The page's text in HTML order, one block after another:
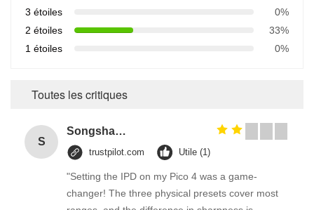
3 étoiles
0%
2 étoiles
33%
1 étoiles
0%
Toutes les critiques
S
Songshang
trustpilot.com Utile (1)
"Setting the IPD on my Pico 4 was a game-
changer! The three physical presets cover most